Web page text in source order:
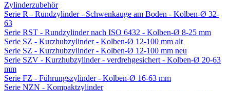
Zylinderzubehör
Serie R - Rundzylinder - Schwenkauge am Boden - Kolben-Ø 32-
63
Serie RST - Rundzylinder nach ISO 6432 - Kolben-Ø 8-25 mm
Serie SZ - Kurzhubzylinder - Kolben-Ø 12-100 mm alt
Serie SZ - Kurzhubzylinder - Kolben-Ø 12-100 mm neu
Serie SZV - Kurzhubzylinder - verdrehgesichert - Kolben-Ø 20-63
mm
Serie FZ - Führungszylinder - Kolben-Ø 16-63 mm
Serie NZN - Kompaktzylinder